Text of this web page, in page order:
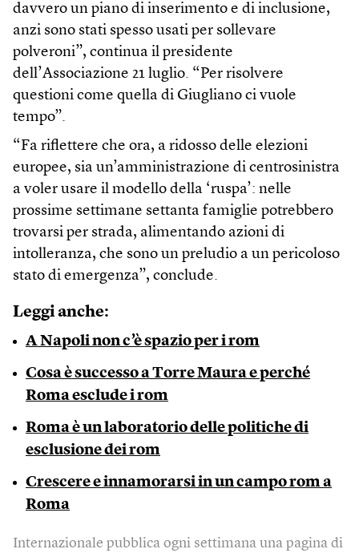
davvero un piano di inserimento e di inclusione,
anzi sono stati spesso usati per sollevare
polveroni”, continua il presidente
dell’Associazione 21 luglio. “Per risolvere
questioni come quella di Giugliano ci vuole
tempo”.
“Fa riflettere che ora, a ridosso delle elezioni
europee, sia un’amministrazione di centrosinistra
a voler usare il modello della ‘ruspa’: nelle
prossime settimane settanta famiglie potrebbero
trovarsi per strada, alimentando azioni di
intolleranza, che sono un preludio a un pericoloso
stato di emergenza”, conclude.
Leggi anche:
A Napoli non c’è spazio per i rom
Cosa è successo a Torre Maura e perché
Roma esclude i rom
Roma è un laboratorio delle politiche di
esclusione dei rom
Crescere e innamorarsi in un campo rom a
Roma
Internazionale pubblica ogni settimana una pagina di